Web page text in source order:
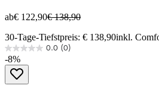
ab€ 122,90€ 138,90
30-Tage-Tiefstpreis: € 138,90inkl.
0.0 (0)
0.0
von
Sternen.
-8%